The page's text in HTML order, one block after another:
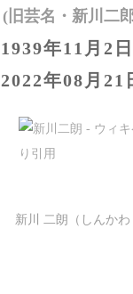
(旧芸名・新川二
1939年11月2
2022年08月21
新川 二朗（しんかわ